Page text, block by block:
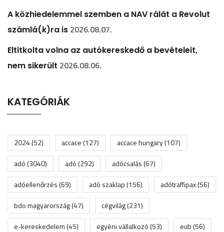
A közhiedelemmel szemben a NAV rálát a Revolut
számlá(k)ra is 2026.08.07.
Eltitkolta volna az autókereskedő a bevételeit,
nem sikerült 2026.08.06.
KATEGÓRIÁK
2024(52) accace(127) accace hungary(107)
adó(3040) adó(292) adócsalás(67)
adóellenőrzés(69) adó szaklap(156) adótraffipax(56)
bdo magyarország(47) cégvilág(231)
e-kereskedelem(45) egyéni vállalkozó(53) eub(56)